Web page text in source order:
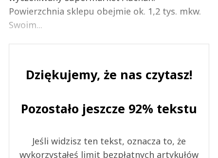
Powierzchnia sklepu obejmie ok. 1,2 tys. mkw.
Swoim...
Dziękujemy, że nas czytasz!
Pozostało jeszcze 92% tekstu
Jeśli widzisz ten tekst, oznacza to, że
wykorzystałeś limit bezpłatnych artykułów